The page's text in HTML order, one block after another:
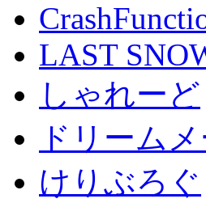
LAST
しゃれーど
ドリーム
けりぶろぐ